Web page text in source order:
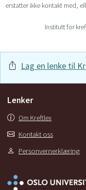
erstatter ikke kontakt med,
Institutt for
Lag en lenke til
Lenker
Om Kreftlex
Kontakt oss
Personvernerklæring